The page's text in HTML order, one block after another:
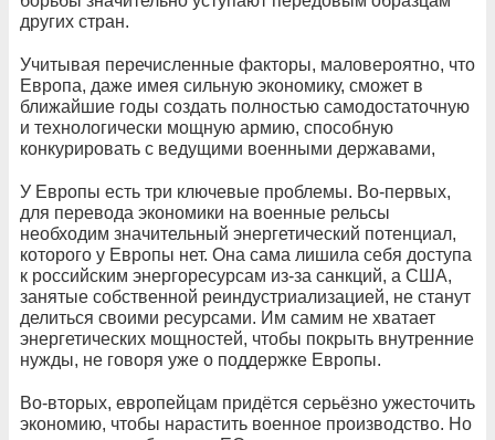
других стран.
Учитывая перечисленные факторы, маловероятно, что
Европа, даже имея сильную экономику, сможет в
ближайшие годы создать полностью самодостаточную
и технологически мощную армию, способную
конкурировать с ведущими военными державами,
У Европы есть три ключевые проблемы. Во-первых,
для перевода экономики на военные рельсы
необходим значительный энергетический потенциал,
которого у Европы нет. Она сама лишила себя доступа
к российским энергоресурсам из-за санкций, а США,
занятые собственной реиндустриализацией, не станут
делиться своими ресурсами. Им самим не хватает
энергетических мощностей, чтобы покрыть внутренние
нужды, не говоря уже о поддержке Европы.
Во-вторых, европейцам придётся серьёзно ужесточить
экономию, чтобы нарастить военное производство. Но